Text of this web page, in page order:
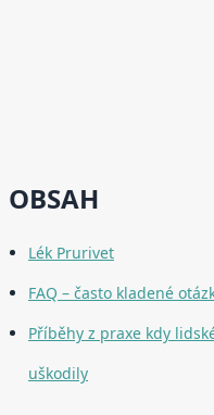
OBSAH
Lék Prurivet
FAQ – často kladené
Příběhy z praxe kdy
uškodily